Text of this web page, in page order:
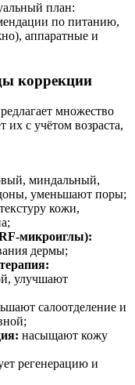
план:
по питанию,
аппаратные и
коррекции
множество
с учётом возраста,
миндальный,
уменьшают поры;
кожи,
микроиглы):
дермы;
улучшают
салоотделение и
насыщают кожу
регенерацию и